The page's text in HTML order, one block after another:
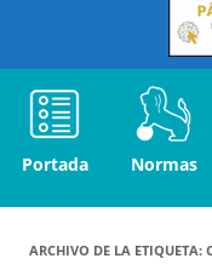
Portada Normas
ARCHIVO DE LA ETIQUETA: